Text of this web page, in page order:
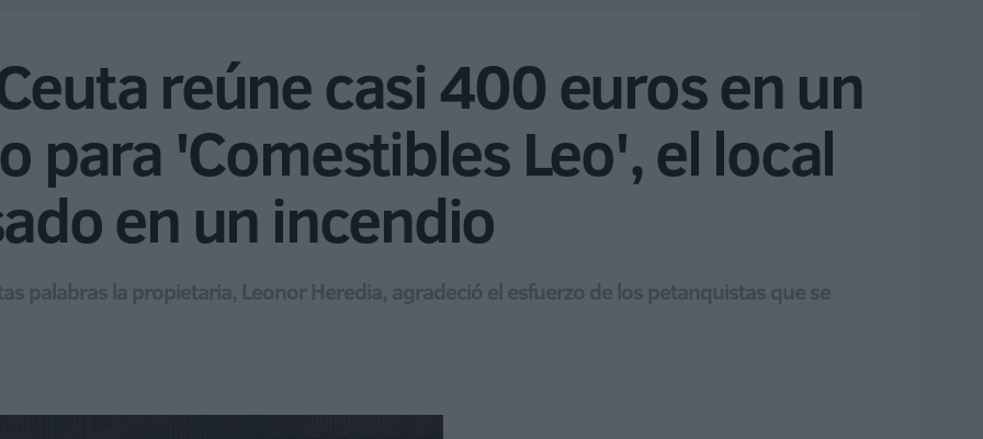
reúne casi 400 euros en un
para 'Comestibles Leo', el local
en un incendio
palabras la propietaria, Leonor Heredia, agradeció el esfuerzo de los petanquistas que se